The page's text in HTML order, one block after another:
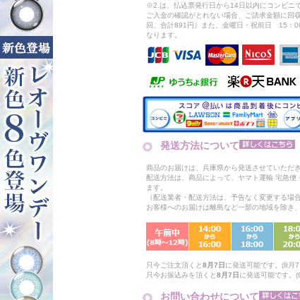
※2.は、払込票発行日から14日以内にコンビニ
ご入金の確認がとれない場合、ご請求金額に回
回、合計891円）また、金曜日・祝前日 15：
なります。
発送方法について
商品のお届けは、兵庫県から発送させていただき
配送方法は、商品によって、ヤマト運輸 宅急
ます。
（配送業者・配送方法は、予告なく変更する場
お客様へのお届けは離島など一部の地域を除き
只今ご注文頂くと8月7日 に発送可能です。(8月
只今お振込みを頂くと8月7日 に発送可能です。
お問い合わせについて